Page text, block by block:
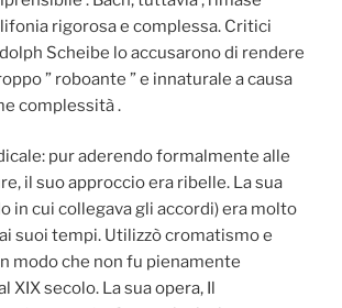
rigorosa e complessa. Critici
Scheibe lo accusarono di rendere
” roboante ” e innaturale a causa
complessità .
pur aderendo formalmente alle
il suo approccio era ribelle. La sua
in cui collegava gli accordi) era molto
suoi tempi. Utilizzò cromatismo e
modo che non fu pienamente
XIX secolo. La sua opera, Il